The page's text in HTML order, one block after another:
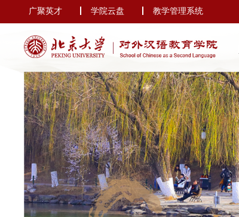
广聚英才 学院云盘 教学管理系统